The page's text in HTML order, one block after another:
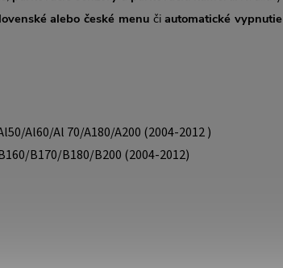
alebo české menučiautomatické vypnutie
Al60/Al 70/A180/A200 (2004-2012 )
B170/B180/B200 (2004-2012)